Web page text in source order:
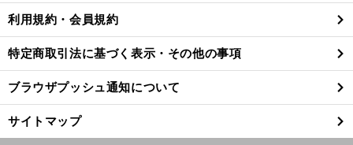
利用規約・会員規約
特定商取引法に基づく表示・その他の事項
ブラウザプッシュ通知について
サイトマップ